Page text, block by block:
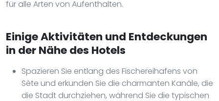
für alle Arten von Aufenthalten.
Einige Aktivitäten und Entdeckungen
in der Nähe des Hotels
Spazieren Sie entlang des Fischereihafens von
Sète und erkunden Sie die charmanten Kanäle, die
die Stadt durchziehen, während Sie die typischen